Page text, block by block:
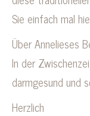
Sie einfach mal
Über Annelieses
In der
darmgesund und
Herzlich